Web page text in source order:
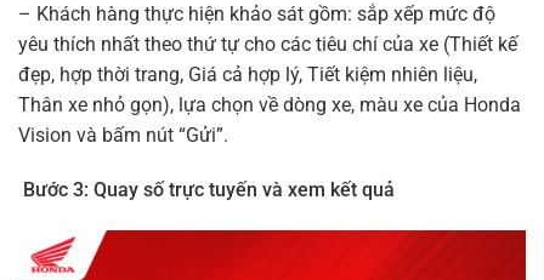
– Khách hàng thực hiện khảo sát gồm: sắp xếp mức độ
yêu thích nhất theo thứ tự cho các tiêu chí của xe (Thiết kế
đẹp, hợp thời trang, Giá cả hợp lý, Tiết kiệm nhiên liệu,
Thân xe nhỏ gọn), lựa chọn về dòng xe, màu xe của Honda
Vision và bấm nút “Gửi”.
Bước 3: Quay số trực tuyến và xem kết quả